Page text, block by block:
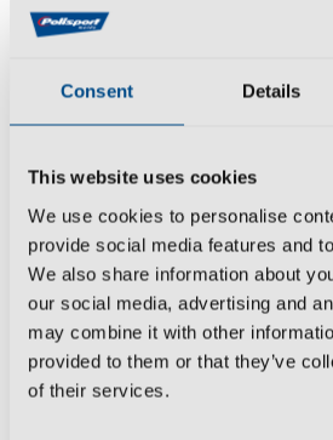
Consent Details
This website uses cookies
We use cookies to personalise
provide social media features and
We also share information about
our social media, advertising and
may combine it with other
provided to them or that they’ve
of their services.
quis nostrud exercitation ullamco
ex ea commodo consequat. Duis
id est laborum. Sed ut perspiciatis
error sit voluptatem accusantium
totam rem aperiam, eaque ipsa
veritatis et quasi architecto beatae
explicabo. Nemo enim ipsam
sit aspernatur aut odit aut fugit, sed
magni dolores eos qui ratione
nesciunt.